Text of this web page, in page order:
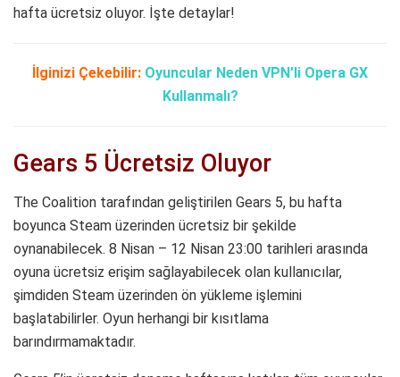
hafta ücretsiz oluyor. İşte detaylar!
İlginizi Çekebilir: Oyuncular Neden VPN’li Opera GX
Kullanmalı?
Gears 5 Ücretsiz Oluyor
The Coalition tarafından geliştirilen Gears 5, bu hafta
boyunca Steam üzerinden ücretsiz bir şekilde
oynanabilecek. 8 Nisan – 12 Nisan 23:00 tarihleri arasında
oyuna ücretsiz erişim sağlayabilecek olan kullanıcılar,
şimdiden Steam üzerinden ön yükleme işlemini
başlatabilirler. Oyun herhangi bir kısıtlama
barındırmamaktadır.